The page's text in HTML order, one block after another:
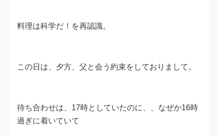
料理は科学だ！を再認識。
この日は、夕方、父と会う約束をしておりまして。
待ち合わせは、17時としていたのに、、なぜか16時
過ぎに着いていて